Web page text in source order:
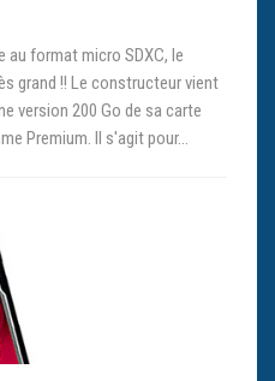
au format micro SDXC, le
grand !! Le constructeur vient
version 200 Go de sa carte
Premium. Il s'agit pour…